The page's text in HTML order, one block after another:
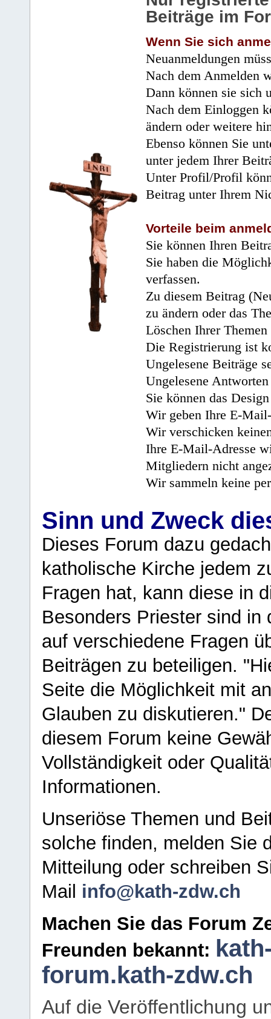
Beiträge im
Wenn Sie sich
Neuanmeldungen
Nach dem Anmelden
Dann können sie sich
Nach dem Einloggen
ändern oder weitere
Ebenso können Sie
unter jedem Ihrer
Unter Profil/Profil
Beitrag unter Ihrem
Vorteile beim
Sie können Ihren
Sie haben die
verfassen.
Zu diesem Beitrag
zu ändern oder das
Löschen Ihrer
Die Registrierung ist
Ungelesene Beiträge
Ungelesene
Sie können das
Wir geben Ihre E-
Wir verschicken
Ihre E-Mail-Adresse
Mitgliedern nicht
Wir sammeln keine
Sinn und Zweck
Dieses Forum dazu
katholische Kirche jedem
Fragen hat, kann diese in
Besonders Priester sind in
auf verschiedene Fragen
Beiträgen zu beteiligen.
Seite die Möglichkeit mit
Glauben zu diskutieren."
diesem Forum keine
Vollständigkeit oder
Informationen.
Unseriöse Themen und
solche finden, melden Sie
Mitteilung oder schreiben
Mail info@kath-zdw.ch
Machen Sie das Forum
Freunden bekannt:
forum.kath-zdw.ch
Auf die Veröffentlichung